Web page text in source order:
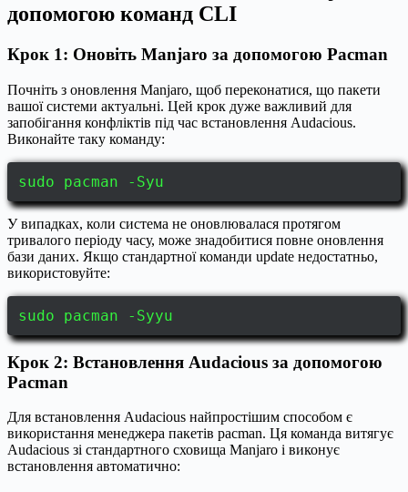
допомогою команд CLI
Крок 1: Оновіть Manjaro за допомогою Pacman
Почніть з оновлення Manjaro, щоб переконатися, що пакети
вашої системи актуальні. Цей крок дуже важливий для
запобігання конфліктів під час встановлення Audacious.
Виконайте таку команду:
sudo pacman -Syu
У випадках, коли система не оновлювалася протягом
тривалого періоду часу, може знадобитися повне оновлення
бази даних. Якщо стандартної команди update недостатньо,
використовуйте:
sudo pacman -Syyu
Крок 2: Встановлення Audacious за допомогою
Pacman
Для встановлення Audacious найпростішим способом є
використання менеджера пакетів pacman. Ця команда витягує
Audacious зі стандартного сховища Manjaro і виконує
встановлення автоматично: